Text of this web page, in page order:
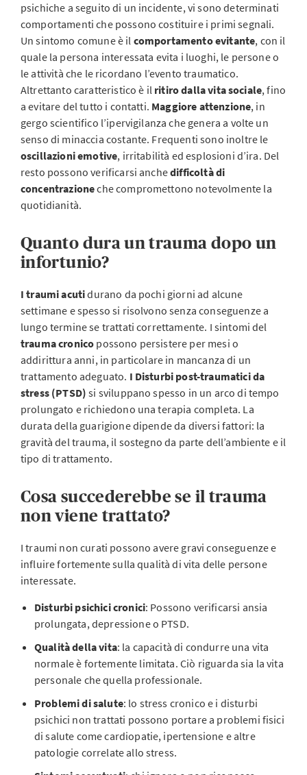
psichiche a seguito di un incidente, vi sono determinati
comportamenti che possono costituire i primi segnali.
Un sintomo comune è il comportamento evitante, con il
quale la persona interessata evita i luoghi, le persone o
le attività che le ricordano l’evento traumatico.
Altrettanto caratteristico è il ritiro dalla vita sociale, fino
a evitare del tutto i contatti. Maggiore attenzione, in
gergo scientifico l’ipervigilanza che genera a volte un
senso di minaccia costante. Frequenti sono inoltre le
oscillazioni emotive, irritabilità ed esplosioni d’ira. Del
resto possono verificarsi anchedifficoltà di
concentrazioneche compromettono notevolmente la
quotidianità.
Quanto dura un trauma dopo un
infortunio?
I traumi acutidurano da pochi giorni ad alcune
settimane e spesso si risolvono senza conseguenze a
lungo termine se trattati correttamente. I sintomi del
trauma cronico possono persistere per mesi o
addirittura anni, in particolare in mancanza di un
trattamento adeguato. I Disturbi post-traumatici da
stress (PTSD) si sviluppano spesso in un arco di tempo
prolungato e richiedono una terapia completa. La
durata della guarigione dipende da diversi fattori: la
gravità del trauma, il sostegno da parte dell’ambiente e il
tipo di trattamento.
Cosa succederebbe se il trauma
non viene trattato?
I traumi non curati possono avere gravi conseguenze e
influire fortemente sulla qualità di vita delle persone
interessate.
Disturbi psichici cronici: Possono verificarsi ansia
prolungata, depressione o PTSD.
Qualità della vita: la capacità di condurre una vita
normale è fortemente limitata. Ciò riguarda sia la vita
personale che quella professionale.
Problemi di salute: lo stress cronico e i disturbi
psichici non trattati possono portare a problemi fisici
di salute come cardiopatie, ipertensione e altre
patologie correlate allo stress.